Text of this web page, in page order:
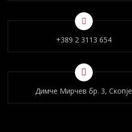
+389 2 3113 654
Димче Мирчев бр. 3, Скопје